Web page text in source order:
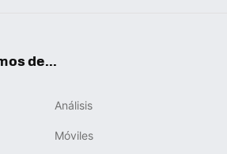
de...
Análisis
Móviles